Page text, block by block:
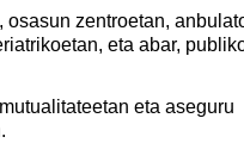
osasun zentroetan,
eta abar,
eta aseguru